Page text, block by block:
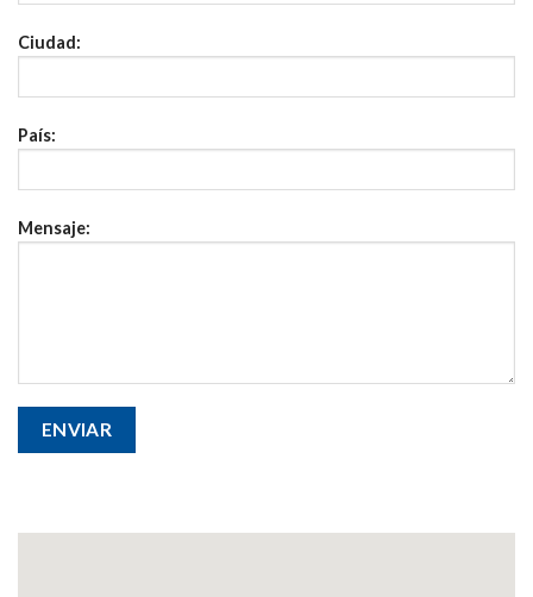
Ciudad:
Paí­s:
Mensaje: